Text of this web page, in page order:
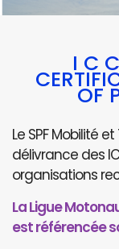
I C
OF
Le SPF Mobilité
délivrance des
organisations
La Ligue
est référencée